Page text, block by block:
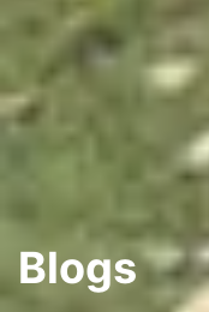
Blogs